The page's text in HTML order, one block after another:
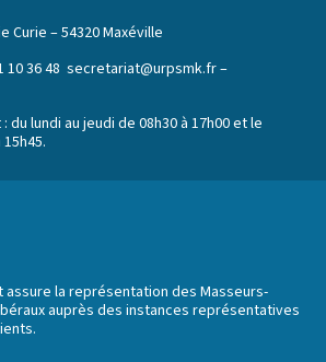
Curie – 54320 Maxéville
10 36 48 secretariat@urpsmk.fr –
lundi au jeudi de 08h30 à 17h00 et le
assure la représentation des Masseurs-
auprès des instances représentatives